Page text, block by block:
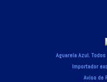
Aguarela Azul.
Importador
Aviso de